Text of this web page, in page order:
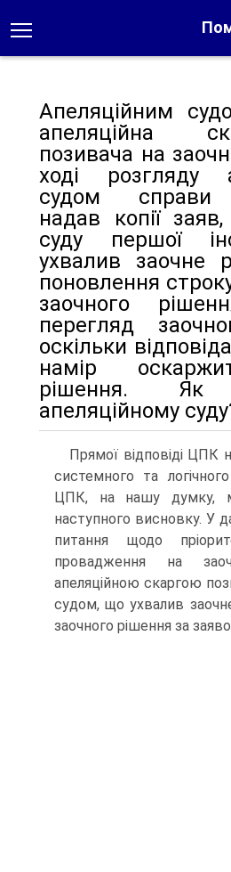
Апеляційним
апеляційна
позивача на
ході розгляду
судом справи
надав копії
суду першої
ухвалив заочне
поновлення
заочного
перегляд
оскільки
намір
рішення. Як
апеляційному
Прямої відповіді ЦПК
системного та
ЦПК, на нашу думку,
наступного висновку. У
питання щодо
провадження на
апеляційною скаргою
судом, що ухвалив
заочного рішення за